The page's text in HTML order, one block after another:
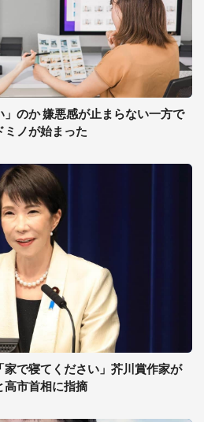
のか 嫌悪感が止まらない一方で
ミノが始まった
家で寝てください」芥川賞作家が
高市首相に指摘